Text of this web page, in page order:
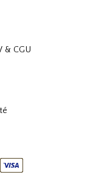
& CGU